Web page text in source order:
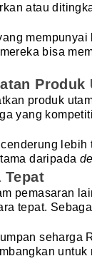
atau
bisa
Produk
produk
yang
lebih
daripada
Tepat
pemasaran
tepat.
seharga
untuk